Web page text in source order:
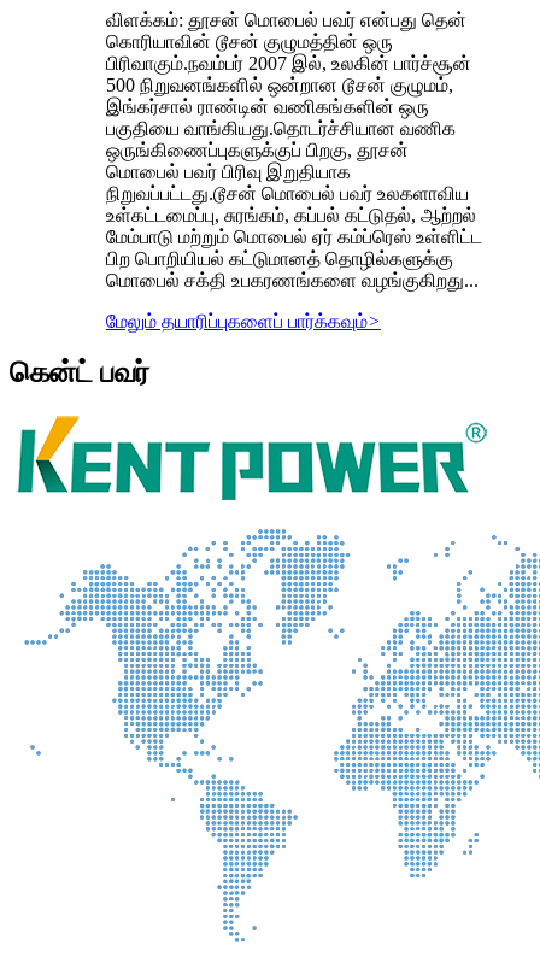
விளக்கம்: தூசன் மொபைல் பவர் என்பது தென்
கொரியாவின் டூசன் குழுமத்தின் ஒரு
பிரிவாகும்.நவம்பர் 2007 இல், உலகின் பார்ச்சூன்
500 நிறுவனங்களில் ஒன்றான டூசன் குழுமம்,
இங்கர்சால் ராண்டின் வணிகங்களின் ஒரு
பகுதியை வாங்கியது.தொடர்ச்சியான வணிக
ஒருங்கிணைப்புகளுக்குப் பிறகு, தூசன்
மொபைல் பவர் பிரிவு இறுதியாக
நிறுவப்பட்டது.டூசன் மொபைல் பவர் உலகளாவிய
உள்கட்டமைப்பு, சுரங்கம், கப்பல் கட்டுதல், ஆற்றல்
மேம்பாடு மற்றும் மொபைல் ஏர் கம்ப்ரெஸ் உள்ளிட்ட
பிற பொறியியல் கட்டுமானத் தொழில்களுக்கு
மொபைல் சக்தி உபகரணங்களை வழங்குகிறது...
மேலும் தயாரிப்புகளைப் பார்க்கவும்>
கென்ட் பவர்